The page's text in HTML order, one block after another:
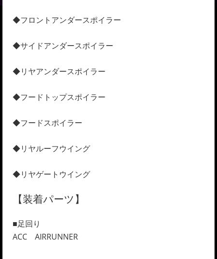
◆フロントアンダースポイラー
◆サイドアンダースポイラー
◆リヤアンダースポイラー
◆フードトップスポイラー
◆フードスポイラー
◆リヤルーフウイング
◆リヤゲートウイング
【装着パーツ】
■足回り
ACC AIRRUNNER